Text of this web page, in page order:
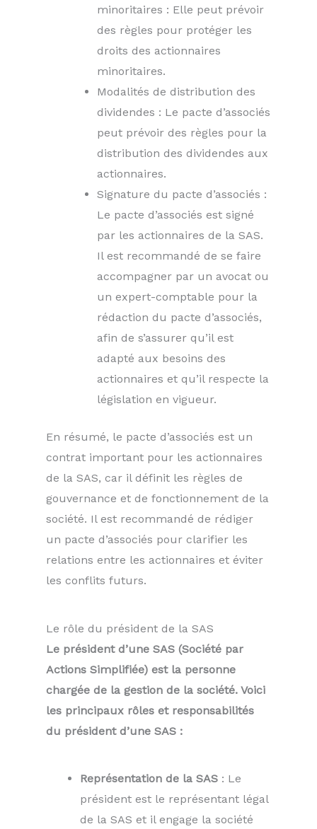
minoritaires : Elle peut prévoir
des règles pour protéger les
droits des actionnaires
minoritaires.
Modalités de distribution des
dividendes : Le pacte d’associés
peut prévoir des règles pour la
distribution des dividendes aux
actionnaires.
Signature du pacte d’associés :
Le pacte d’associés est signé
par les actionnaires de la SAS.
Il est recommandé de se faire
accompagner par un avocat ou
un expert-comptable pour la
rédaction du pacte d’associés,
afin de s’assurer qu’il est
adapté aux besoins des
actionnaires et qu’il respecte la
législation en vigueur.
En résumé, le pacte d’associés est un
contrat important pour les actionnaires
de la SAS, car il définit les règles de
gouvernance et de fonctionnement de la
société. Il est recommandé de rédiger
un pacte d’associés pour clarifier les
relations entre les actionnaires et éviter
les conflits futurs.
Le rôle du président de la SAS
Le président d’une SAS (Société par
Actions Simplifiée) est la personne
chargée de la gestion de la société. Voici
les principaux rôles et responsabilités
du président d’une SAS :
Représentation de la SAS : Le
président est le représentant légal
de la SAS et il engage la société